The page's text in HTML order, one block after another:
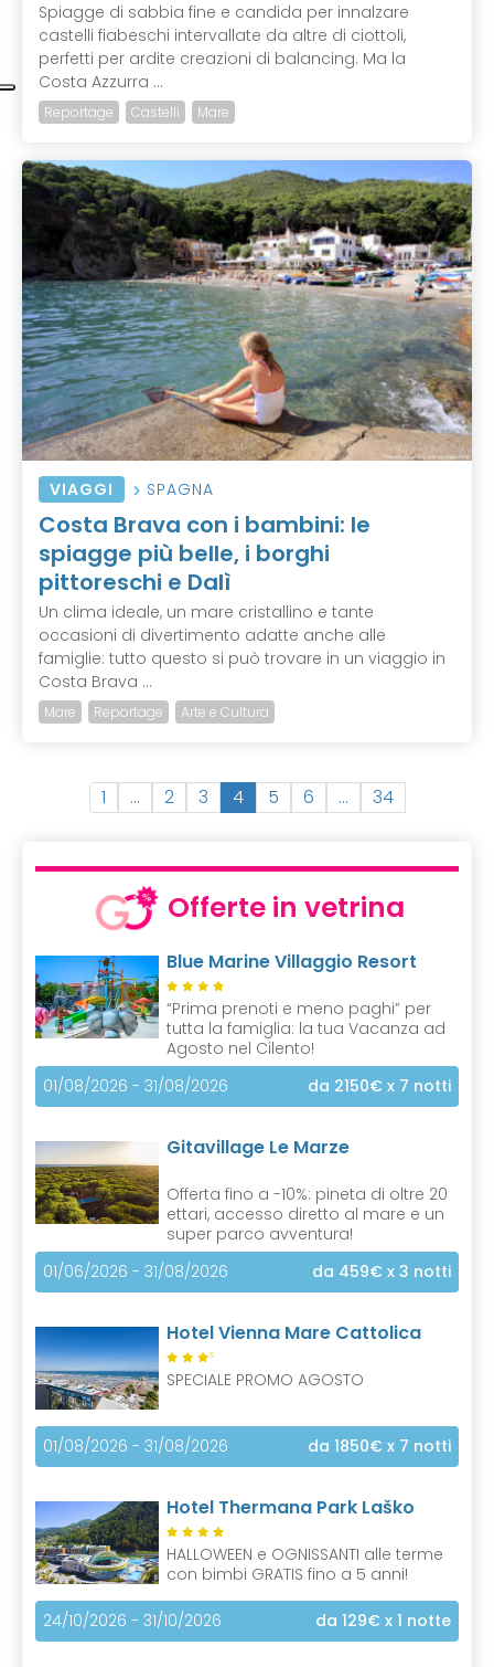
Spiagge di sabbia fine e candida per innalzare
castelli fiabeschi intervallate da altre di ciottoli,
perfetti per ardite creazioni di balancing. Ma la
Costa Azzurra ...
Reportage Castelli Mare
VIAGGI SPAGNA
Costa Brava con i bambini: le
spiagge più belle, i borghi
pittoreschi e Dalì
Un clima ideale, un mare cristallino e tante
occasioni di divertimento adatte anche alle
famiglie: tutto questo si può trovare in un viaggio in
Costa Brava ...
Mare Reportage Arte e Cultura
1 … 2 3 4(
c
r
r
e
t
5 6 … 34
Offerte in vetrina
Blue Marine Villaggio Resort
“Prima prenoti e meno paghi” per
tutta la famiglia: la tua Vacanza ad
Agosto nel Cilento!
01/08/2026 - 31/08/2026
da 2150€ x 7 notti
Gitavillage Le Marze
Offerta fino a -10%: pineta di oltre 20
ettari, accesso diretto al mare e un
super parco avventura!
01/06/2026 - 31/08/2026
da 459€ x 3 notti
Hotel Vienna Mare Cattolica
S
SPECIALE PROMO AGOSTO
01/08/2026 - 31/08/2026 da 1850€ x 7 notti
Hotel Thermana Park Laško
HALLOWEEN e OGNISSANTI alle terme
con bimbi GRATIS fino a 5 anni!
24/10/2026 - 31/10/2026 da 129€ x 1 notte